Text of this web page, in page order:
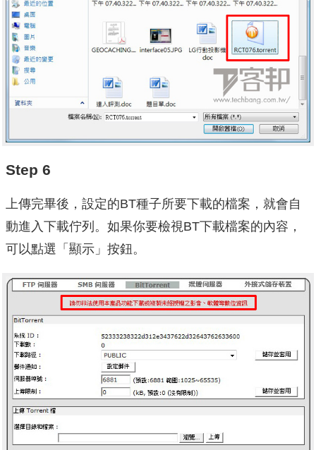
Step 6
上傳完畢後，設定的BT種子所要下載的檔案，就會自
動進入下載佇列。如果你要檢視BT下載檔案的內容，
可以點選「顯示」按鈕。